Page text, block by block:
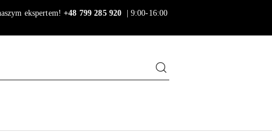
ekspertem!+48 799 285 920 | 9:00-16:00